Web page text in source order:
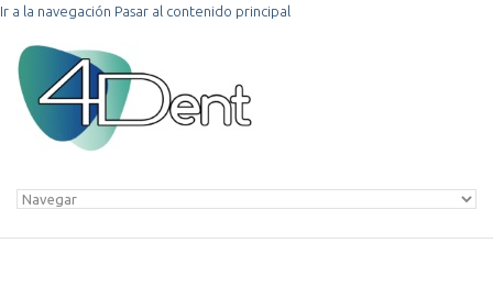
Ir a la navegación Pasar al contenido principal